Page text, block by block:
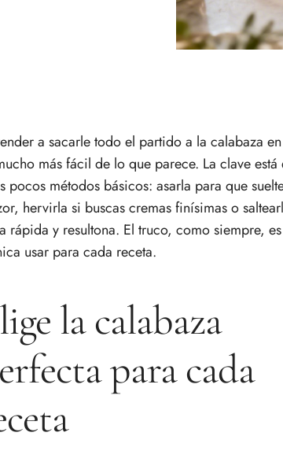
a sacarle todo el partido a la calabaza
más fácil de lo que parece. La clave
pocos métodos básicos: asarla para que
hervirla si buscas cremas finísimas o
rápida y resultona. El truco, como siempre,
usar para cada receta.
la calabaza
para cada